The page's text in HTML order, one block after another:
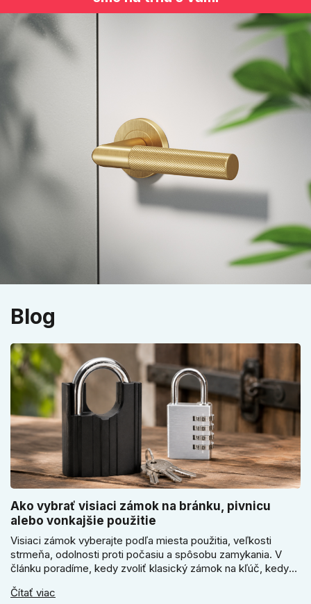
Blog
Ako vybrať visiaci zámok na bránku, pivnicu
alebo vonkajšie použitie
Visiaci zámok vyberajte podľa miesta použitia, veľkosti
strmeňa, odolnosti proti počasiu a spôsobu zamykania. V
článku poradíme, kedy zvoliť klasický zámok na kľúč, kedy
sa pri bránke, pivnici alebo záhradnom domčeku neoplatí
Čítať viac